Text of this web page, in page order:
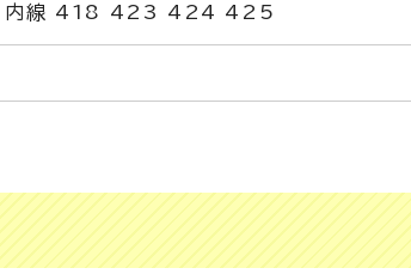
内線 418 423 424 425